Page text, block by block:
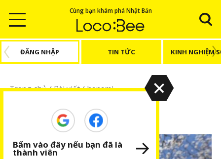
Cùng bạn khám phá Nhật Bản
ĐĂNG NHẬP TIN TỨC KINH NGHIỆM
Trang chủ/Bài viết/hanami
hanami
Bấm vào đây nếu bạn đã là
thành viên